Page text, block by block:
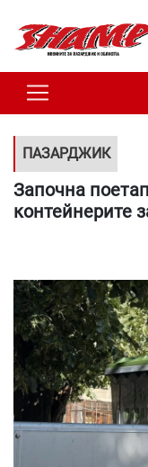
ПАЗАРДЖИК
Започна
контейнерите